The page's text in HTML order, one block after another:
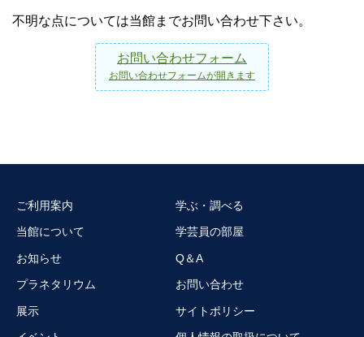
不明な点については当館までお問い合わせ下さい。
お問い合わせフォーム
お問い合わせフォームが開きます
ご利用案内
当館について
お知らせ
プラネタリウム
展示
学ぶ・調べる
学芸員の部屋
Q＆A
お問い合わせ
サイトポリシー